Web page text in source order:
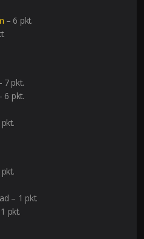
– 6 pkt.
7 pkt.
6 pkt.
– 1 pkt.
pkt.